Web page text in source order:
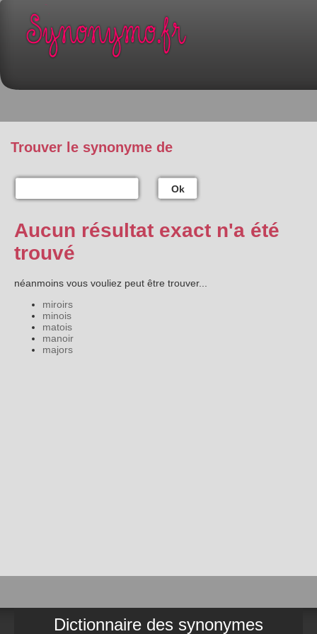
Trouver le synonyme de
Ok
Aucun résultat exact n'a été
trouvé
néanmoins vous vouliez peut être trouver...
miroirs
minois
matois
manoir
majors
Dictionnaire des synonymes